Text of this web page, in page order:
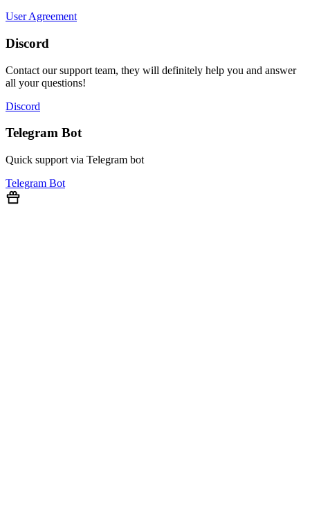
User Agreement
Discord
Contact our support team, they will definitely help you and answer
all your questions!
Discord
Telegram Bot
Quick support via Telegram bot
Telegram Bot